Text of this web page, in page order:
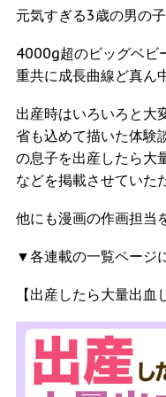
元気すぎる3歳の男の
4000g超のビッグベビ
重共に成長曲線ど真ん
出産時はいろいろと大
省も込めて描いた体験
の息子を出産したら大
などを掲載させていた
他にも漫画の作画担当
▼各連載の一覧ページ
【出産したら大量出血